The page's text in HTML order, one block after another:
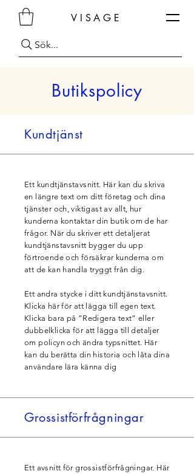
VISAGE
Sök...
Butikspolicy
Kundtjänst
Ett kundtjänstavsnitt. Här kan du skriva
en längre text om ditt företag och dina
tjänster och, viktigast av allt, hur
kunderna kontaktar din butik om de har
frågor. När du skriver ett detaljerat
kundtjänstavsnitt bygger du upp
förtroende och försäkrar kunderna om
att de kan handla tryggt från dig.
Ett andra stycke i ditt kundtjänstavsnitt.
Klicka här för att lägga till egen text.
Klicka bara på ”Redigera text” eller
dubbelklicka för att lägga till detaljer
om policyn och ändra typsnittet. Här
kan du berätta din historia och låta dina
användare lära känna dig
Grossist­förfrågningar
Ett avsnitt för grossistförfrågningar. Här